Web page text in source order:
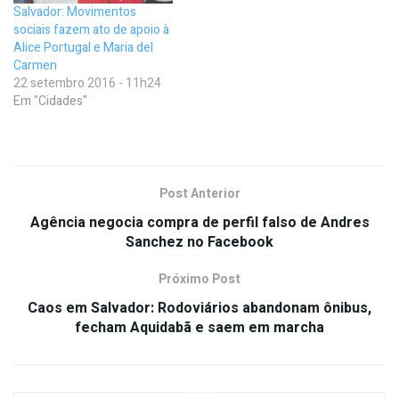
Salvador: Movimentos
sociais fazem ato de apoio à
Alice Portugal e Maria del
Carmen
22 setembro 2016 - 11h24
Em "Cidades"
Post Anterior
Agência negocia compra de perfil falso de Andres
Sanchez no Facebook
Próximo Post
Caos em Salvador: Rodoviários abandonam ônibus,
fecham Aquidabã e saem em marcha